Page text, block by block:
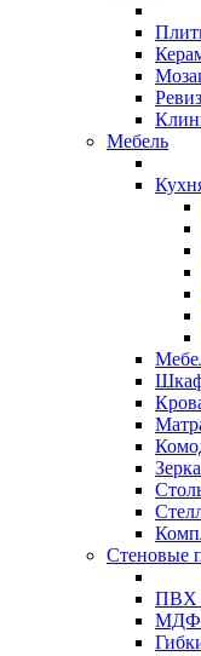
Мебель
Стеновые
ПВХ
МДФ